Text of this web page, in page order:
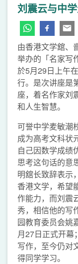
刘震云与中
由香港文学舘、
举办的「名家
於5月29日上午
行。是次讲座是
座，着名作家刘
和人生智慧。
可誉中学麦敏潮
成为高考文科状
自己因数学成绩
思考这句话的意
明舘长致辞表示
香港文学，希望
作能力，而刘震
秀，相信他的写
园教育委员会姚
月27日正式开幕
写作，至今仍对
得同学学习。